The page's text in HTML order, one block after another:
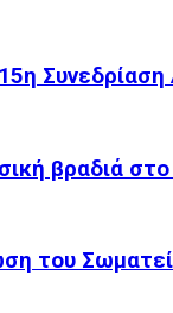
βραδιά
του